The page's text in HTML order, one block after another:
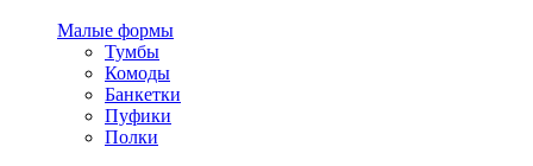
Малые формы
Тумбы
Комоды
Банкетки
Пуфики
Полки